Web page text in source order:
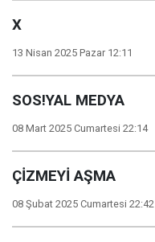
X
13 Nisan 2025 Pazar 12:11
SOS!YAL MEDYA
08 Mart 2025 Cumartesi 22:14
ÇİZMEYİ AŞMA
08 Şubat 2025 Cumartesi 22:42